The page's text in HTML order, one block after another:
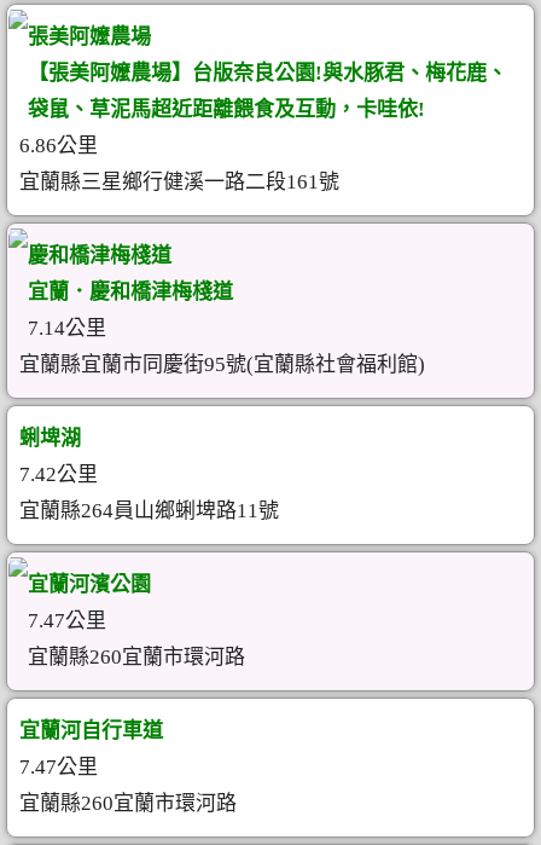
張美阿嬤農場
【張美阿嬤農場】台版奈良公園!與水豚君、梅花鹿、
袋鼠、草泥馬超近距離餵食及互動，卡哇依!
6.86公里
宜蘭縣三星鄉行健溪一路二段161號
慶和橋津梅棧道
宜蘭．慶和橋津梅棧道
7.14公里
宜蘭縣宜蘭市同慶街95號(宜蘭縣社會福利館)
蜊埤湖
7.42公里
宜蘭縣264員山鄉蜊埤路11號
宜蘭河濱公園
7.47公里
宜蘭縣260宜蘭市環河路
宜蘭河自行車道
7.47公里
宜蘭縣260宜蘭市環河路